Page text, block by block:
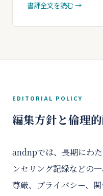
書評全文を読む →
EDITORIAL POLICY
編集方針と倫理
andnpでは、長期にわ
ンセリング記録などの
尊厳、プライバシー、関